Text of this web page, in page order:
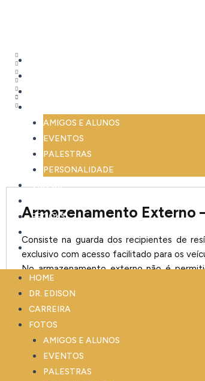
conteúdo
AMIGOS E ALUNOS
EVENTOS
PALESTRAS
PERSONALIDADE
VIDEOS
EBOOKS
HOME
DR. EDISON
CARREIRA
FOTOS
AMIGOS E ALUNOS
EVENTOS
PALESTRAS
Armazenamento Externo
Consiste na guarda dos recipientes de
exclusivo com acesso facilitado para os
No armazenamento externo não é
estacionados.
1 – Denominado de abrigo de resíduos,
facilitado à coleta, possuindo, no mínimo,
de resíduos do Grupo A juntamente